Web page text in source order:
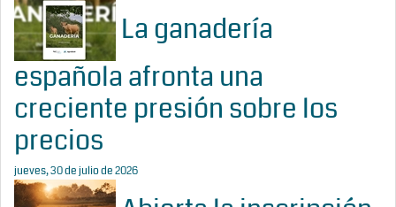
La ganadería
española afronta una
creciente presión sobre los
precios
jueves, 30 de julio de 2026